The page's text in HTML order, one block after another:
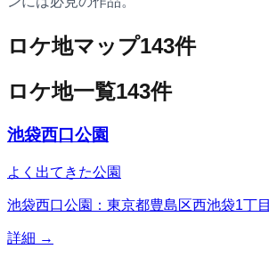
ロケ地マップ143件
ロケ地一覧143件
池袋西口公園
よく出てきた公園
池袋西口公園：東京都豊島区西池袋1丁目
詳細 →